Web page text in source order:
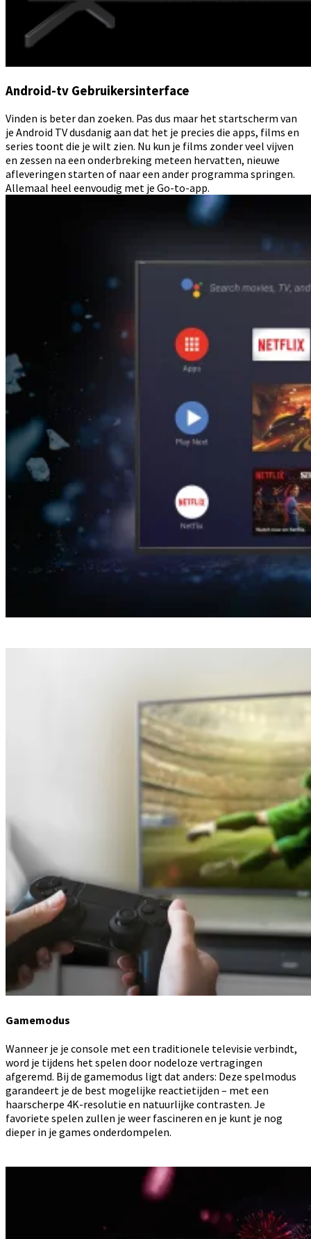
Android-tv Gebruikersinterface
Vinden is beter dan zoeken. Pas dus maar het startscherm van
je Android TV dusdanig aan dat het je precies die apps, films en
series toont die je wilt zien. Nu kun je films zonder veel vijven
en zessen na een onderbreking meteen hervatten, nieuwe
afleveringen starten of naar een ander programma springen.
Allemaal heel eenvoudig met je Go-to-app.
Gamemodus
Wanneer je je console met een traditionele televisie verbindt,
word je tijdens het spelen door nodeloze vertragingen
afgeremd. Bij de gamemodus ligt dat anders: Deze spelmodus
garandeert je de best mogelijke reactietijden – met een
haarscherpe 4K-resolutie en natuurlijke contrasten. Je
favoriete spelen zullen je weer fascineren en je kunt je nog
dieper in je games onderdompelen.